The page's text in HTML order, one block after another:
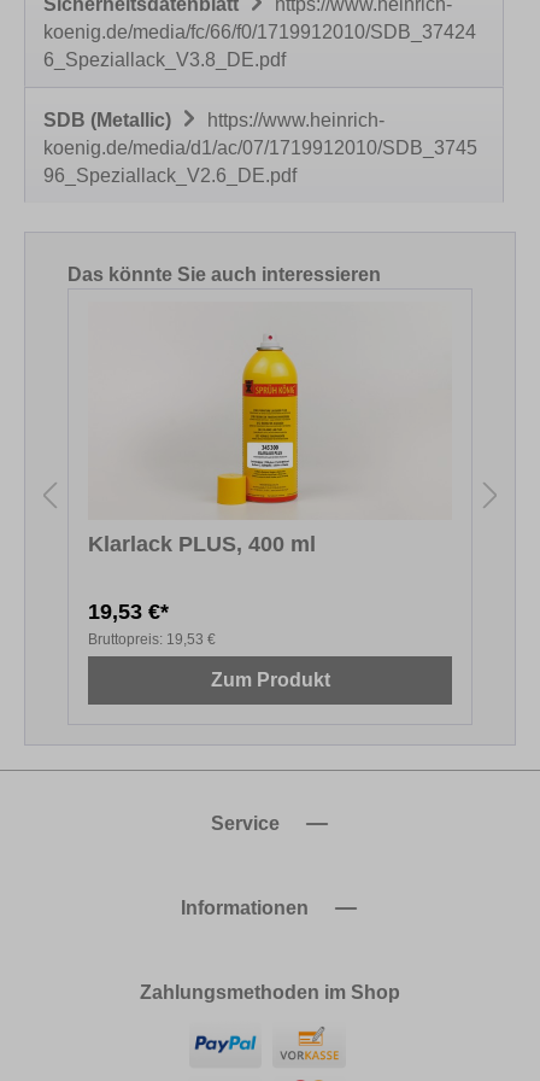
koenig.de/media/fc/66/f0/1719912010/SDB_37424
6_Speziallack_V3.8_DE.pdf
SDB (Metallic)
https://www.heinrich-
koenig.de/media/d1/ac/07/1719912010/SDB_3745
96_Speziallack_V2.6_DE.pdf
Produktgalerie überspringen
Das könnte Sie auch interessieren
Klarlack PLUS, 400 ml
19,53 €*
Bruttopreis: 19,53 €
Zum Produkt
Service
Informationen
Zahlungsmethoden im Shop